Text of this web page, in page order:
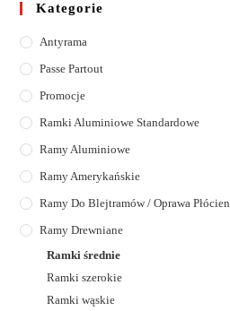
Kategorie
Antyrama
Passe Partout
Promocje
Ramki Aluminiowe Standardowe
Ramy Aluminiowe
Ramy Amerykańskie
Ramy Do Blejtramów / Oprawa Płócien
Ramy Drewniane
Ramki średnie
Ramki szerokie
Ramki wąskie